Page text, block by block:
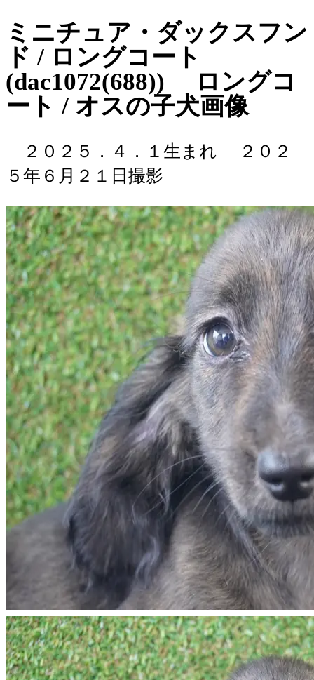
ミニチュア・ダックスフン
ド / ロングコート
(dac1072(688)) ロングコ
ート / オスの子犬画像
２０２５．４．１生まれ
２０２
５年６月２１日撮影